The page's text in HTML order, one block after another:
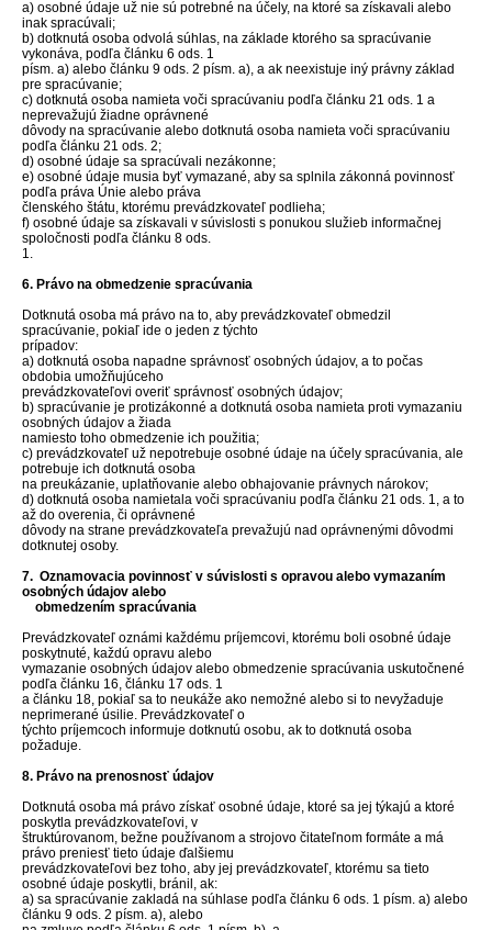
a) osobné údaje už nie sú potrebné na účely, na ktoré sa získavali alebo
inak spracúvali;
b) dotknutá osoba odvolá súhlas, na základe ktorého sa spracúvanie
vykonáva, podľa článku 6 ods. 1
písm. a) alebo článku 9 ods. 2 písm. a), a ak neexistuje iný právny základ
pre spracúvanie;
c) dotknutá osoba namieta voči spracúvaniu podľa článku 21 ods. 1 a
neprevažujú žiadne oprávnené
dôvody na spracúvanie alebo dotknutá osoba namieta voči spracúvaniu
podľa článku 21 ods. 2;
d) osobné údaje sa spracúvali nezákonne;
e) osobné údaje musia byť vymazané, aby sa splnila zákonná povinnosť
podľa práva Únie alebo práva
členského štátu, ktorému prevádzkovateľ podlieha;
f) osobné údaje sa získavali v súvislosti s ponukou služieb informačnej
spoločnosti podľa článku 8 ods.
1.
6. Právo na obmedzenie spracúvania
Dotknutá osoba má právo na to, aby prevádzkovateľ obmedzil
spracúvanie, pokiaľ ide o jeden z týchto
prípadov:
a) dotknutá osoba napadne správnosť osobných údajov, a to počas
obdobia umožňujúceho
prevádzkovateľovi overiť správnosť osobných údajov;
b) spracúvanie je protizákonné a dotknutá osoba namieta proti vymazaniu
osobných údajov a žiada
namiesto toho obmedzenie ich použitia;
c) prevádzkovateľ už nepotrebuje osobné údaje na účely spracúvania, ale
potrebuje ich dotknutá osoba
na preukázanie, uplatňovanie alebo obhajovanie právnych nárokov;
d) dotknutá osoba namietala voči spracúvaniu podľa článku 21 ods. 1, a to
až do overenia, či oprávnené
dôvody na strane prevádzkovateľa prevažujú nad oprávnenými dôvodmi
dotknutej osoby.
7. Oznamovacia povinnosť v súvislosti s opravou alebo vymazaním
osobných údajov alebo
obmedzením spracúvania
Prevádzkovateľ oznámi každému príjemcovi, ktorému boli osobné údaje
poskytnuté, každú opravu alebo
vymazanie osobných údajov alebo obmedzenie spracúvania uskutočnené
podľa článku 16, článku 17 ods. 1
a článku 18, pokiaľ sa to neukáže ako nemožné alebo si to nevyžaduje
neprimerané úsilie. Prevádzkovateľ o
týchto príjemcoch informuje dotknutú osobu, ak to dotknutá osoba
požaduje.
8. Právo na prenosnosť údajov
Dotknutá osoba má právo získať osobné údaje, ktoré sa jej týkajú a ktoré
poskytla prevádzkovateľovi, v
štruktúrovanom, bežne používanom a strojovo čitateľnom formáte a má
právo preniesť tieto údaje ďalšiemu
prevádzkovateľovi bez toho, aby jej prevádzkovateľ, ktorému sa tieto
osobné údaje poskytli, bránil, ak:
a) sa spracúvanie zakladá na súhlase podľa článku 6 ods. 1 písm. a) alebo
článku 9 ods. 2 písm. a), alebo